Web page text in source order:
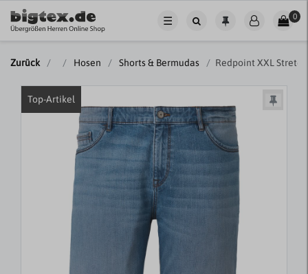
☰ 0
Zurück Hosen Shorts & Bermudas Redpoint XXL
Top-Artikel